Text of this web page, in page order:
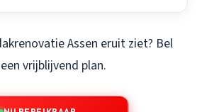
Assen eruit ziet? Bel
vrijblijvend plan.